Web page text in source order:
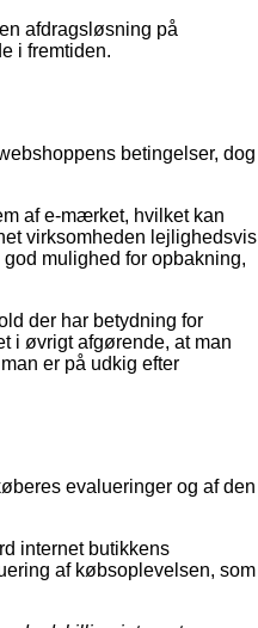
afdragsløsning på
i fremtiden.
betingelser, dog
af e-mærket, hvilket kan
virksomheden lejlighedsvis
mulighed for opbakning,
der har betydning for
i øvrigt afgørende, at man
er på udkig efter
evalueringer og af den
internet butikkens
af købsoplevelsen, som